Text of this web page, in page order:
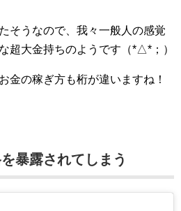
そうなので、我々一般人の感覚
超大金持ちのようです（*△*；）
金の稼ぎ方も桁が違いますね！
暴露されてしまう